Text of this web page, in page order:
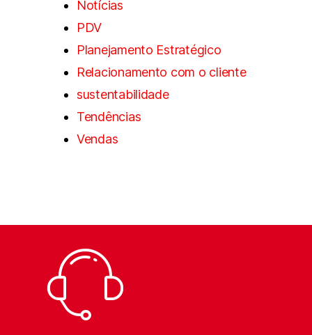
Notícias
PDV
Planejamento Estratégico
Relacionamento com o cliente
sustentabilidade
Tendências
Vendas